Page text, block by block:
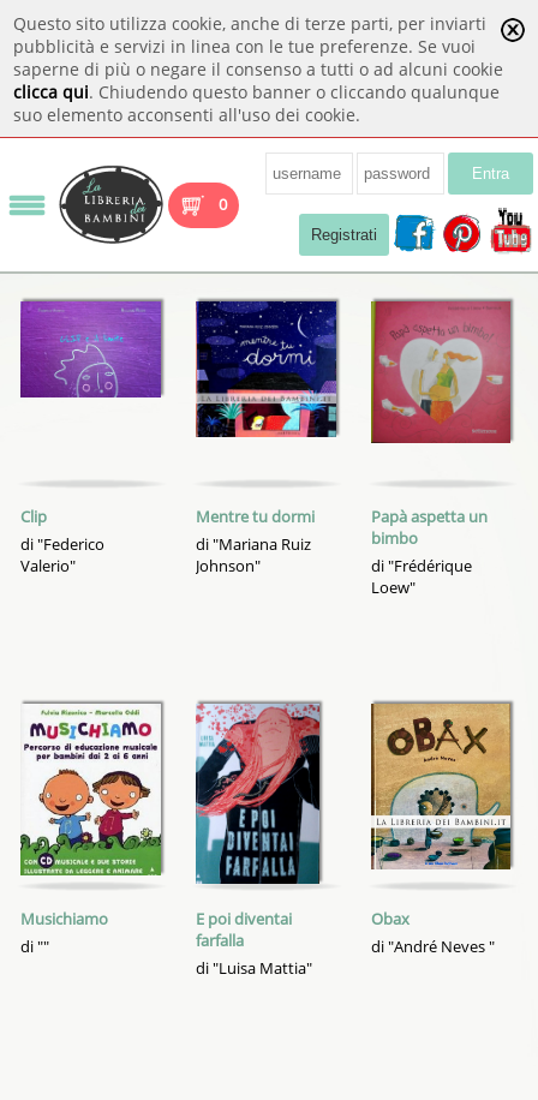
Questo sito utilizza cookie, anche di terze parti, per inviarti
pubblicità e servizi in linea con le tue preferenze. Se vuoi
saperne di più o negare il consenso a tutti o ad alcuni cookie
clicca qui. Chiudendo questo banner o cliccando qualunque
suo elemento acconsenti all'uso dei cookie.
0
Entra
Registrati
Clip
di "Federico
Valerio"
Mentre tu dormi
di "Mariana Ruiz
Johnson"
Papà aspetta un
bimbo
di "Frédérique
Loew"
Musichiamo
di ""
E poi diventai
farfalla
di "Luisa Mattia"
Obax
di "André Neves "